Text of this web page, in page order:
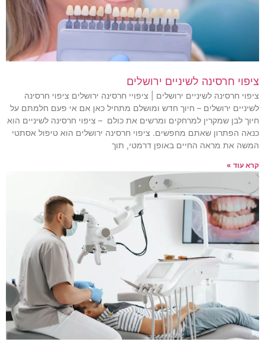
ציפוי חרסינה לשיניים ירושלים
ציפוי חרסינה לשיניים ירושלים | ציפויי חרסינה ירושלים ציפוי חרסינה
לשיניים ירושלים – חיוך חדש ומושלם מתחיל כאן אם אי פעם חלמתם על
חיוך לבן שמקרין למרחקים ומרשים את כולם – ציפוי חרסינה לשיניים הוא
כנאה הפתרון שאתם מחפשים. ציפוי חרסינה ירושלים הוא טיפול אסתטי
המשה את מראה החיים באופן דרמטי, תוך
קרא עוד »